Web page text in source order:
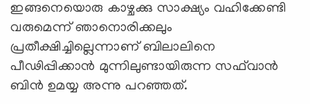
ഇങ്ങനെയൊരു കാഴ്ചക്കു സാക്ഷ്യം വഹിക്കേണ്ടി
വരുമെന്ന് ഞാനൊരിക്കലും
പ്രതീക്ഷിച്ചില്ലെന്നാണ് ബിലാലിനെ
പീഢിപ്പിക്കാന്‍ മുന്നിലുണ്ടായിരുന്ന സഫ്‍വാന്‍
ബിന്‍ ഉമയ്യ അന്നു പറഞ്ഞത്.